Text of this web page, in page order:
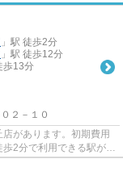
」駅 徒歩2分
」駅 徒歩12分
歩13分
２－１０
があります。初期費用
2分で利用できる駅があ